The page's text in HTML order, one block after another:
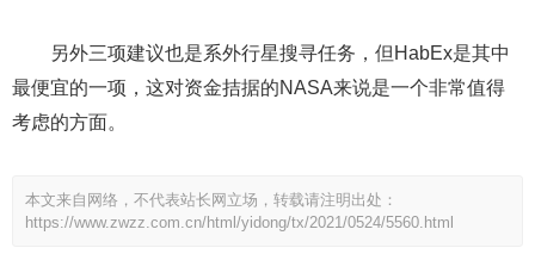
另外三项建议也是系外行星搜寻任务，但HabEx是其中
最便宜的一项，这对资金拮据的NASA来说是一个非常值得
考虑的方面。
本文来自网络，不代表站长网立场，转载请注明出处：
https://www.zwzz.com.cn/html/yidong/tx/2021/0524/5560.html